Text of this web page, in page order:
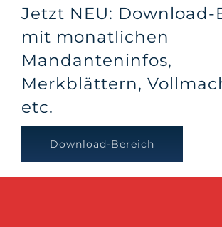
Jetzt NEU: Download-
mit monatlichen
Mandanteninfos,
Merkblättern,
etc.
Download-Bereich